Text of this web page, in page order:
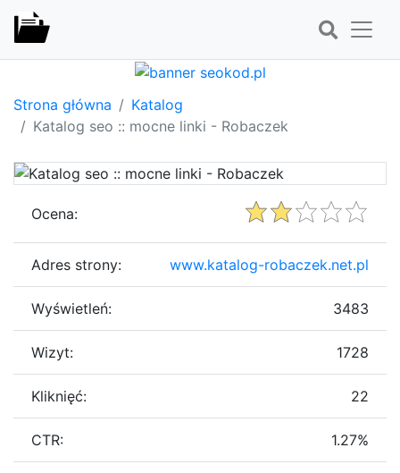
Strona główna
Katalog
Katalog seo :: mocne linki - Robaczek
Ocena:
Adres strony: www.katalog-robaczek.net.pl
Wyświetleń: 3483
Wizyt: 1728
Kliknięć: 22
CTR: 1.27%